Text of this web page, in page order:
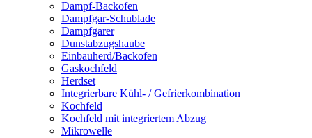
Dampf-Backofen
Dampfgar-Schublade
Dampfgarer
Dunstabzugshaube
Einbauherd/Backofen
Gaskochfeld
Herdset
Integrierbare Kühl- / Gefrierkombination
Kochfeld
Kochfeld mit integriertem Abzug
Mikrowelle